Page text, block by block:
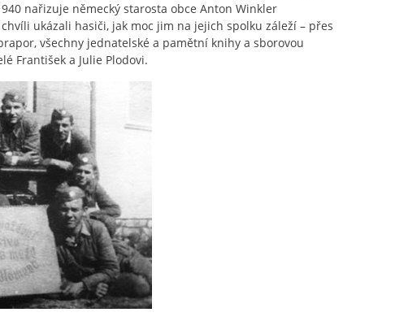
nařizuje německý starosta obce Anton Winkler
ukázali hasiči, jak moc jim na jejich spolku záleží – přes
všechny jednatelské a pamětní knihy a sborovou
František a Julie Plodovi.